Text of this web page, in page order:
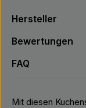
Hersteller
Bewertungen
FAQ
Mit diesen